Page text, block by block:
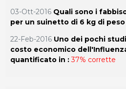
03-Ott-2016 Quali sono i
per un suinetto di 6 kg di peso
22-Feb-2016 Uno dei pochi
costo economico
quantificato in : 37% corrette